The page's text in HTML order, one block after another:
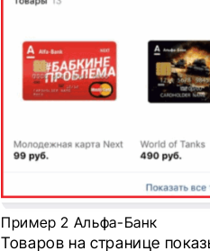
Пример 2 Альфа-Банк
Товаров на странице